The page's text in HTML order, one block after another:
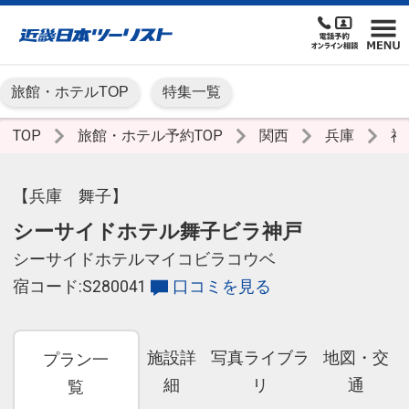
旅館・ホテルTOP 特集一覧
TOP 旅館・ホテル予約TOP 関西 兵庫
【兵庫 舞子】
シーサイドホテル舞子ビラ神戸
シーサイドホテルマイコビラコウベ
宿コード:S280041
口コミを見る
プラン一
覧
施設詳
細
写真ライブラ
リ
地図・交
通